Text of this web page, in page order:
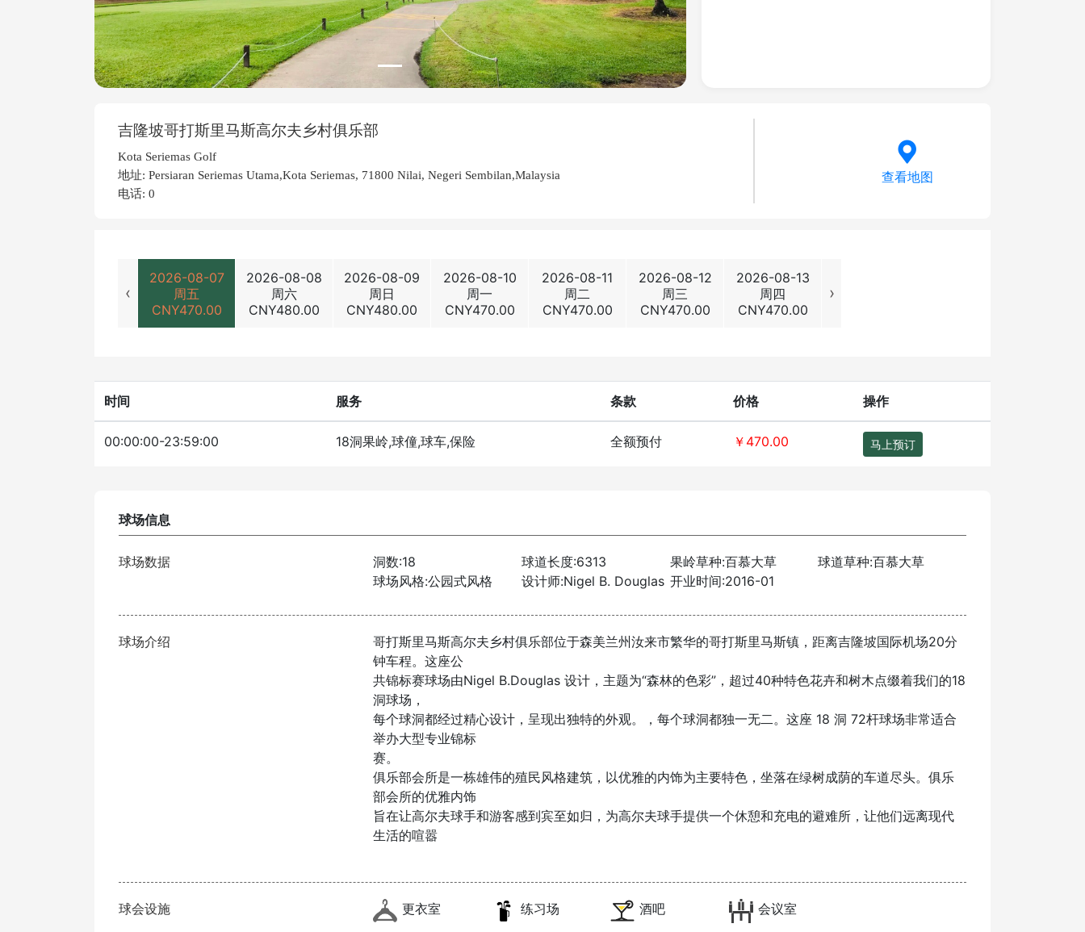
吉隆坡哥打斯里马斯高尔夫乡村俱乐部
Kota Seriemas Golf
地址: Persiaran Seriemas Utama,Kota Seriemas, 71800 Nilai, Negeri Sembilan,Malaysia
电话: 0
查看地图
‹
2026-08-07
周五
CNY470.00
2026-08-08
周六
CNY480.00
2026-08-09
周日
CNY480.00
2026-08-10
周一
CNY470.00
2026-08-11
周二
CNY470.00
2026-08-12
周三
CNY470.00
2026-08-13
周四
CNY470.00
›
时间 服务 条款 价格 操作
00:00:00-23:59:00 18洞果岭,球僮,球车,保险 全额预付 ￥470.00 马上预订
球场信息
球场数据 洞数:18 球道长度:6313 果岭草种:百慕大草
球道草种:百慕大草
球场风格:公园式风格
设计师:Nigel B. Douglas 开业时间:2016-01
球场介绍
哥打斯里马斯高尔夫乡村俱乐部位于森美兰州汝来市繁华的哥打斯里马斯镇，距离吉隆坡国际机场20分
钟车程。这座公
共锦标赛球场由Nigel B.Douglas 设计，主题为“森林的色彩”，超过40种特色花卉和树木点缀着我们的18
洞球场，
每个球洞都经过精心设计，呈现出独特的外观。，每个球洞都独一无二。这座 18 洞 72杆球场非常适合
举办大型专业锦标
赛。
俱乐部会所是一栋雄伟的殖民风格建筑，以优雅的内饰为主要特色，坐落在绿树成荫的车道尽头。俱乐
部会所的优雅内饰
旨在让高尔夫球手和游客感到宾至如归，为高尔夫球手提供一个休憩和充电的避难所，让他们远离现代
生活的喧嚣
球会设施 更衣室 练习场 酒吧 会议室